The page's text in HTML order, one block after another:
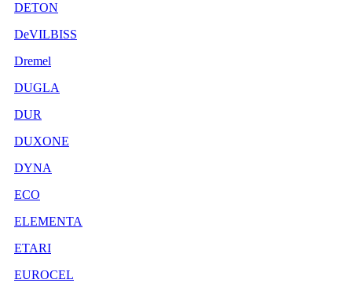
DETON
DeVILBISS
Dremel
DUGLA
DUR
DUXONE
DYNA
ECO
ELEMENTA
ETARI
EUROCEL